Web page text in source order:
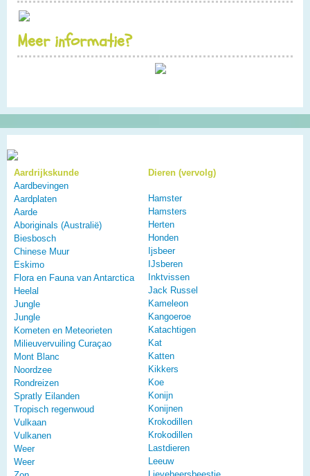
Meer informatie?
Aardrijkskunde
Aardbevingen
Aardplaten
Aarde
Aboriginals (Australië)
Biesbosch
Chinese Muur
Eskimo
Flora en Fauna van Antarctica
Heelal
Jungle
Jungle
Kometen en Meteorieten
Milieuvervuiling Curaçao
Mont Blanc
Noordzee
Rondreizen
Spratly Eilanden
Tropisch regenwoud
Vulkaan
Vulkanen
Weer
Weer
Dieren (vervolg)
Hamster
Hamsters
Herten
Honden
Ijsbeer
IJsberen
Inktvissen
Jack Russel
Kameleon
Kangoeroe
Katachtigen
Kat
Katten
Kikkers
Koe
Konijn
Konijnen
Krokodillen
Krokodillen
Lastdieren
Leeuw